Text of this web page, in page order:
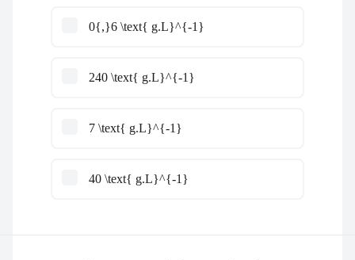
0{,}6 \text{ g.L}^{-1}
240 \text{ g.L}^{-1}
7 \text{ g.L}^{-1}
40 \text{ g.L}^{-1}